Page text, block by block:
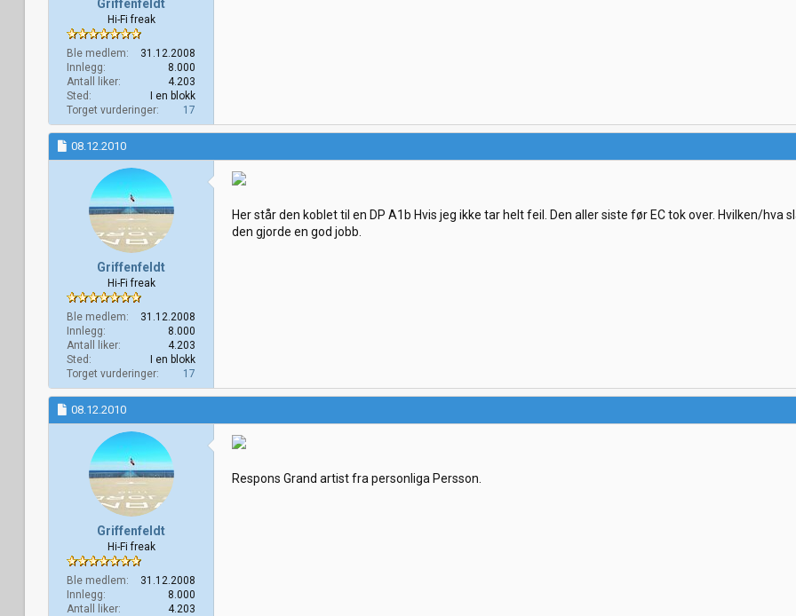
Griffenfeldt
Hi-Fi freak
Ble medlem
31.12.2008
Innlegg
8.000
Antall liker
4.203
Sted
I en blokk
Torget vurderinger
17
08.12.2010
Griffenfeldt
Hi-Fi freak
Ble medlem
31.12.2008
Innlegg
8.000
Antall liker
4.203
Sted
I en blokk
Torget vurderinger
17
Her står den koblet til en DP A1b Hvis jeg ikke tar helt feil. Den aller siste før EC tok over. Hvilken/
den gjorde en god jobb.
08.12.2010
Griffenfeldt
Hi-Fi freak
Ble medlem
31.12.2008
Innlegg
8.000
Antall liker
4.203
Respons Grand artist fra personliga Persson.